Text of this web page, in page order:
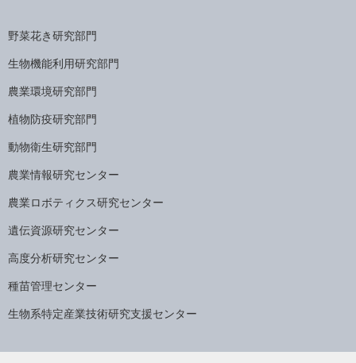
野菜花き研究部門
生物機能利用研究部門
農業環境研究部門
植物防疫研究部門
動物衛生研究部門
農業情報研究センター
農業ロボティクス研究センター
遺伝資源研究センター
高度分析研究センター
種苗管理センター
生物系特定産業技術研究支援センター